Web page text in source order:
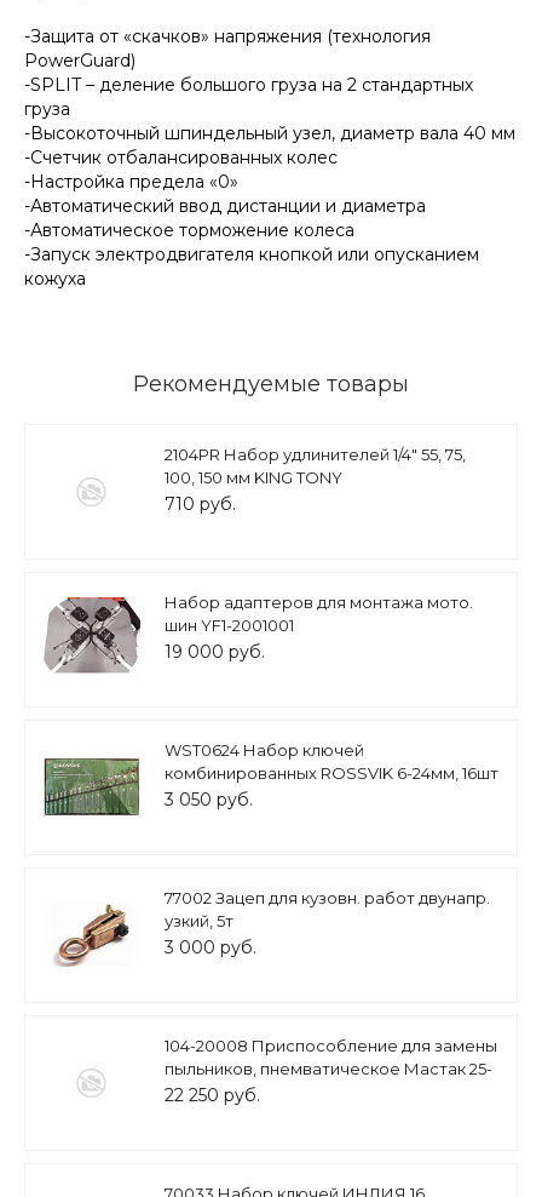
-Защита от «скачков» напряжения (технология
PowerGuard)
-SPLIT – деление большого груза на 2 стандартных
груза
-Высокоточный шпиндельный узел, диаметр вала 40 мм
-Счетчик отбалансированных колес
-Настройка предела «0»
-Автоматический ввод дистанции и диаметра
-Автоматическое торможение колеса
-Запуск электродвигателя кнопкой или опусканием
кожуха
Рекомендуемые товары
2104PR Набор удлинителей 1/4" 55, 75,
100, 150 мм KING TONY
710 руб.
Набор адаптеров для монтажа мото.
шин YF1-2001001
19 000 руб.
WST0624 Набор ключей
комбинированных ROSSVIK 6-24мм, 16шт
3 050 руб.
77002 Зацеп для кузовн. работ двунапр.
узкий, 5т
3 000 руб.
104-20008 Приспособление для замены
пыльников, пнемватическое Мастак 25-
110 мм
22 250 руб.
70033 Набор ключей ИНДИЯ 16